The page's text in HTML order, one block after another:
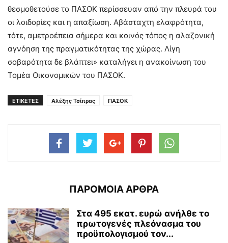
θεσμοθετούσε το ΠΑΣΟΚ περίσσευαν από την πλευρά του
οι λοιδορίες και η απαξίωση. Αβάσταχτη ελαφρότητα,
τότε, αμετροέπεια σήμερα και κοινός τόπος η αλαζονική
αγνόηση της πραγματικότητας της χώρας. Λίγη
σοβαρότητα δε βλάπτει» καταλήγει η ανακοίνωση του
Τομέα Οικονομικών του ΠΑΣΟΚ.
ΕΤΙΚΕΤΕΣ Αλέξης Τσίπρας ΠΑΣΟΚ
ΠΑΡΟΜΟΙΑ ΑΡΘΡΑ
Στα 495 εκατ. ευρώ ανήλθε το
πρωτογενές πλεόνασμα του
προϋπολογισμού τον...